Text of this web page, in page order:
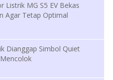
Listrik MG S5 EV Bekas
Agar Tetap Optimal
Dianggap Simbol Quiet